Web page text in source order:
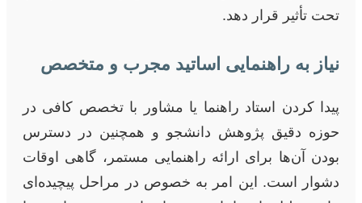
تحت تأثیر قرار دهد.
نیاز به راهنمایی اساتید مجرب و متخصص
پیدا کردن استاد راهنما یا مشاور با تخصص کافی در
حوزه دقیق پژوهش دانشجو و همچنین در دسترس
بودن آن‌ها برای ارائه راهنمایی مستمر، گاهی اوقات
دشوار است. این امر به خصوص در مراحل پیچیده‌ای